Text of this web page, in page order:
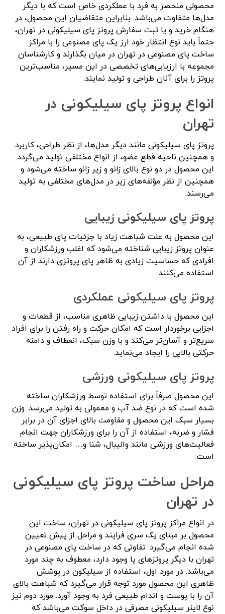
محصولی منحصر به فرد با عملکردی خاص است که با دیگر
مدل‌ها متفاوت می‌باشد. بنابراین متقاضیان این محصول، در
هنگام خرید و یا ثبت سفارش پروتز پای سیلیکونی در تهران،
حتماً باید نوع انتظار خود ارز یک پای مصنوعی را با مراکز
ساخت پای مصنوعی در تهران در میان بگذارند و کارشناسان
مجموعه با ارزیابی‌های تخصصی در این مسیر، مناسب‌ترین
پروتز را برای آنان طراحی و تولید نمایند.
انواع پروتز پای سیلیکونی در
تهران
پروتز پای سیلیکونی مانند دیگر مدل‌ها، از نظر طراحی، کاربرد
و همچنین ناحیه قطع عضو، از انواع مختلفی تولید می‌گردد.
این محصول در دو نوع بالای زانو و زیر زانو ساخته می‌شود و
همچنین از نظر مؤلفه‌های زیر در مدل‌های مختلفی به تولید
می‌رسند:
پروتز پای سیلیکونی زیبایی
این محصول به علت شباهت زیاد با جزئیات پای طبیعی، به
عنوان پروتز زیبایی شناخته می‌شود که اغلب ورزشکاران و
افرادی که حساسیت زیادی به ظاهر پای پروتزی دارند از آن
استفاده می‌کنند.
پروتز پای سیلیکونی عملکردی
این محصول با داشتن زیبایی ظاهری مناسب، از قطعات و
اجزایی برخوردار است که امکان حرکت و راه رفتن را برای افراد
سریع‌تر و آسان‌تر می‌کند و با وزن سبک، انعطاف و دامنه
حرکتی بالایی را ایجاد می‌نماید.
پروتز پای سیلیکونی ورزشی
این محصول صرفاً برای استفاده توسط ورزشکاران ساخته
شده است که در نوع ضد آب و معمولی به تولید می‌رسد. وزن
بسیار سبک این محصول و مقاومت بالای اجزای آن در برابر
فشار و ضربه، استفاده از آن را برای ورزشکاران جهت انجام
فعالیت‌های ورزشی مانند والیبال، شنا و… امکان‌پذیر ساخته
است.
مراحل ساخت پروتز پای سیلیکونی
در تهران
در انواع مراکز پروتز پای سیلیکونی در تهران، ساخت این
محصول بر مبنای یک سری فرایند و مراحل از پیش تعیین
شده انجام می‌گیرد. تفاوتی که در ساخت پای مصنوعی در
تهران با دیگر پروتز‌های پا وجود دارد، معطوف به چند مورد
می‌باشد. در مورد اول، استفاده از سیلیکون در پوشش
ظاهری این محصول مورد توجه قرار می‌گیرد که شباهت بالای
آن را با پوست و اندام طبیعی فرد به وجود آورد. مورد دوم نیز
نوع لاینر سیلیکونی مصرفی در داخل سوکت می‌باشد که